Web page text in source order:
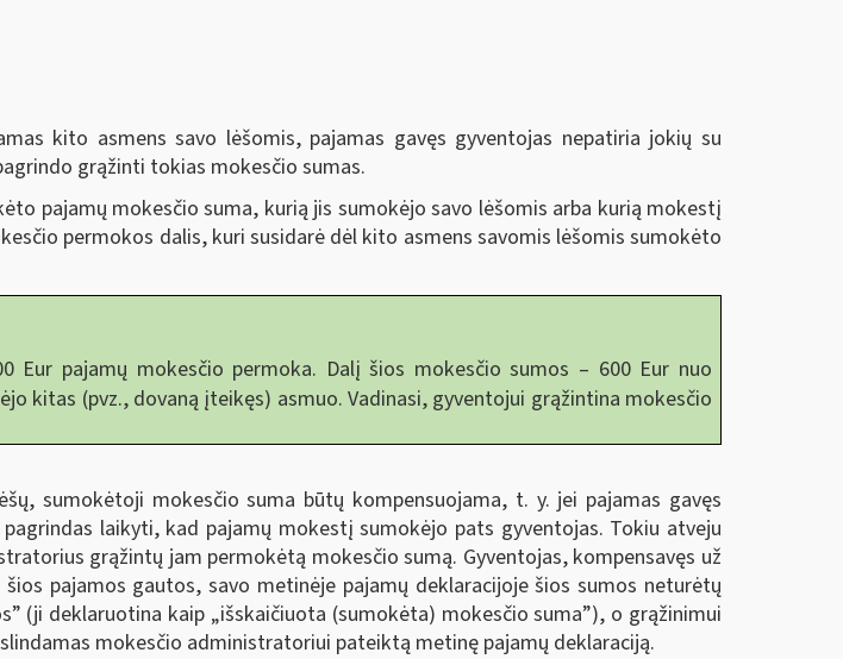
kito asmens savo lėšomis, pajamas gavęs gyventojas nepatiria jokių su
grąžinti tokias mokesčio sumas.
pajamų mokesčio suma, kurią jis sumokėjo savo lėšomis arba kurią mokestį
permokos dalis, kuri susidarė dėl kito asmens savomis lėšomis sumokėto
Eur pajamų mokesčio permoka. Dalį šios mokesčio sumos – 600 Eur nuo
kitas (pvz., dovaną įteikęs) asmuo. Vadinasi, gyventojui grąžintina mokesčio
sumokėtoji mokesčio suma būtų kompensuojama, t. y. jei pajamas gavęs
laikyti, kad pajamų mokestį sumokėjo pats gyventojas. Tokiu atveju
grąžintų jam permokėtą mokesčio sumą. Gyventojas, kompensavęs už
pajamos gautos, savo metinėje pajamų deklaracijoje šios sumos neturėtų
” (ji deklaruotina kaip „išskaičiuota (sumokėta) mokesčio suma”), o grąžinimui
mokesčio administratoriui pateiktą metinę pajamų deklaraciją.